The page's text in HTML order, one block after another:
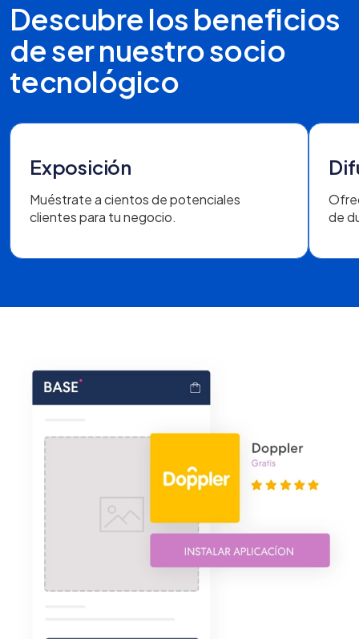
Descubre los beneficios
de ser nuestro socio
tecnológico
Exposición
Muéstrate a cientos de potenciales
clientes para tu negocio.
de